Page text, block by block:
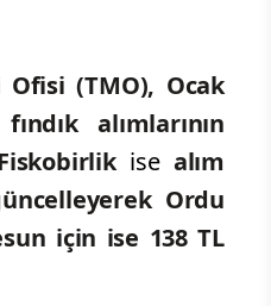
(TMO), Ocak
alımlarının
ise alım
Ordu
için ise 138 TL